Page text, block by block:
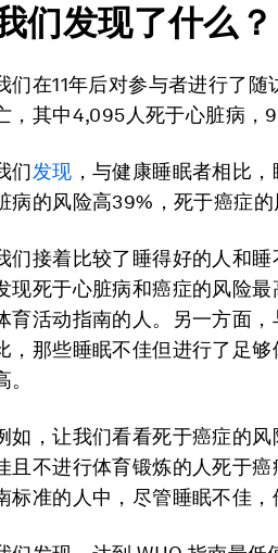
们发现了什么？
们在11年后对参与者进行了
，其中4,095人死于心脏病，
们发现 ，与健康睡眠者相比
病的风险高39%，死于癌症的
们接着比较了睡得好的人和
现死于心脏病和癌症的风险
育活动指南的人。另一方面
，那些睡眠不佳但进行了足
。
如，让我们看看死于癌症的
且不进行体育锻炼的人死于
标准的人中，尽管睡眠不佳，